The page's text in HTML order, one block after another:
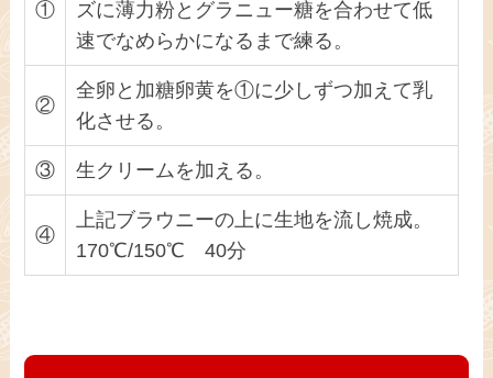
①
ズに薄力粉とグラニュー糖を合わせて低
速でなめらかになるまで練る。
②
全卵と加糖卵黄を①に少しずつ加えて乳
化させる。
③ 生クリームを加える。
④
上記ブラウニーの上に生地を流し焼成。
170℃/150℃ 40分